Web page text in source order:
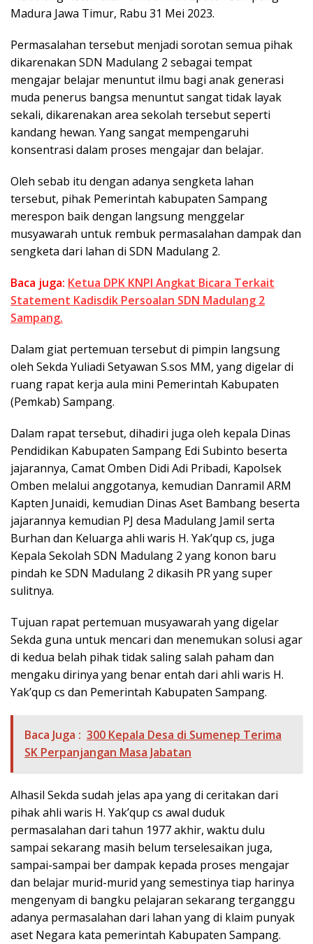
Madura Jawa Timur, Rabu 31 Mei 2023.
Permasalahan tersebut menjadi sorotan semua pihak
dikarenakan SDN Madulang 2 sebagai tempat
mengajar belajar menuntut ilmu bagi anak generasi
muda penerus bangsa menuntut sangat tidak layak
sekali, dikarenakan area sekolah tersebut seperti
kandang hewan. Yang sangat mempengaruhi
konsentrasi dalam proses mengajar dan belajar.
Oleh sebab itu dengan adanya sengketa lahan
tersebut, pihak Pemerintah kabupaten Sampang
merespon baik dengan langsung menggelar
musyawarah untuk rembuk permasalahan dampak dan
sengketa dari lahan di SDN Madulang 2.
Baca juga: Ketua DPK KNPI Angkat Bicara Terkait
Statement Kadisdik Persoalan SDN Madulang 2
Sampang.
Dalam giat pertemuan tersebut di pimpin langsung
oleh Sekda Yuliadi Setyawan S.sos MM, yang digelar di
ruang rapat kerja aula mini Pemerintah Kabupaten
(Pemkab) Sampang.
Dalam rapat tersebut, dihadiri juga oleh kepala Dinas
Pendidikan Kabupaten Sampang Edi Subinto beserta
jajarannya, Camat Omben Didi Adi Pribadi, Kapolsek
Omben melalui anggotanya, kemudian Danramil ARM
Kapten Junaidi, kemudian Dinas Aset Bambang beserta
jajarannya kemudian PJ desa Madulang Jamil serta
Burhan dan Keluarga ahli waris H. Yak’qup cs, juga
Kepala Sekolah SDN Madulang 2 yang konon baru
pindah ke SDN Madulang 2 dikasih PR yang super
sulitnya.
Tujuan rapat pertemuan musyawarah yang digelar
Sekda guna untuk mencari dan menemukan solusi agar
di kedua belah pihak tidak saling salah paham dan
mengaku dirinya yang benar entah dari ahli waris H.
Yak’qup cs dan Pemerintah Kabupaten Sampang.
Baca Juga : 300 Kepala Desa di Sumenep Terima
SK Perpanjangan Masa Jabatan
Alhasil Sekda sudah jelas apa yang di ceritakan dari
pihak ahli waris H. Yak’qup cs awal duduk
permasalahan dari tahun 1977 akhir, waktu dulu
sampai sekarang masih belum terselesaikan juga,
sampai-sampai ber dampak kepada proses mengajar
dan belajar murid-murid yang semestinya tiap harinya
mengenyam di bangku pelajaran sekarang terganggu
adanya permasalahan dari lahan yang di klaim punyak
aset Negara kata pemerintah Kabupaten Sampang.